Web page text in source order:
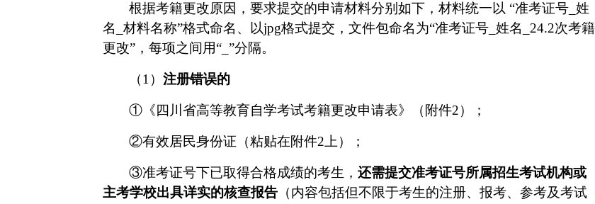
根据考籍更改原因，要求提交的申请材料分别如下，材料统一以 “准考证号_姓
名_材料名称”格式命名、
以jpg格式提交，文件包命名为“准考证号_姓名_ 24.2次考籍
更改”，每项之间用“_”分隔。
（1） 注册错误的
①《四川省高等教育自学考试考籍更改申请表》（附件2）；
②有效居民身份证（粘贴在附件2 上）；
③准考证号下已取得合格成绩的考生， 还需提交准考证号所属招生考试机构或
主考学校出具详实的核查报告（内容包括但不限于考生的注册、报考、参考及考试